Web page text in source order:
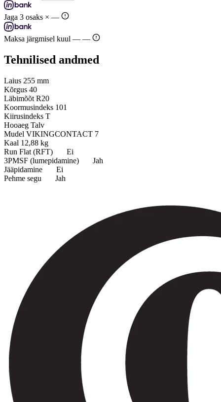
Jaga 3 osaks × —
Maksa järgmisel kuul — —
Tehnilised andmed
Laius 255 mm
Kõrgus 40
Läbimõõt R20
Koormusindeks 101
Kiirusindeks T
Hooaeg Talv
Mudel VIKINGCONTACT 7
Kaal 12,88 kg
Run Flat (RFT)
Ei
3PMSF (lumepidamine)
Jah
Jääpidamine
Ei
Pehme segu
Jah